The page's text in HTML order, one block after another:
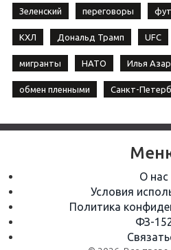
Зеленский переговоры
КХЛ Дональд Трамп UFC
мигранты НАТО Илья Азар
обмен пленными Санкт-
О нас
Условия
Политика
ФЗ-